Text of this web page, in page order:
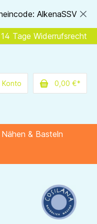
❤ - - Nur im
14 Tage Widerrufsrecht
Konto 0,00 €*
Nähen & Basteln